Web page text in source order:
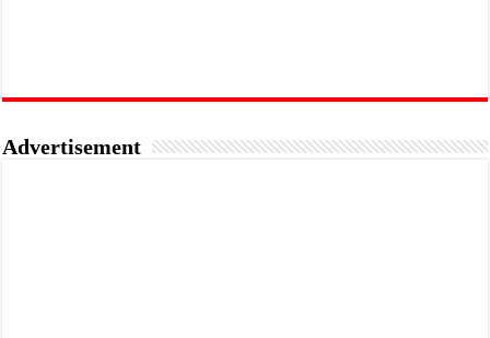
Advertisement